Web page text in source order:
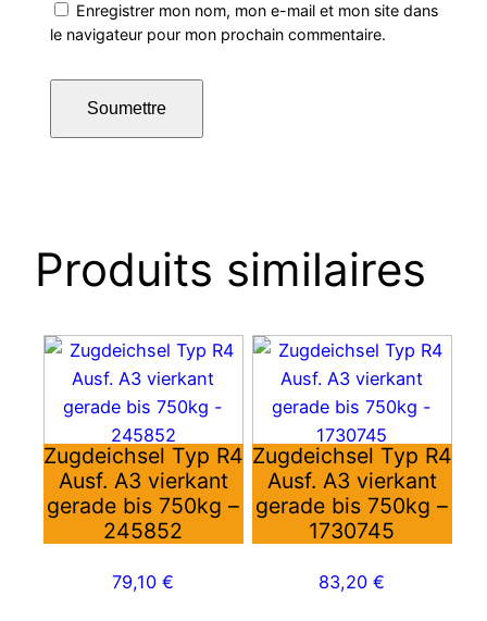
Enregistrer mon nom, mon e-mail et mon site dans
le navigateur pour mon prochain commentaire.
Produits similaires
Zugdeichsel Typ R4
Ausf. A3 vierkant
gerade bis 750kg –
245852
79,10€
Zugdeichsel Typ R4
Ausf. A3 vierkant
gerade bis 750kg –
1730745
83,20€